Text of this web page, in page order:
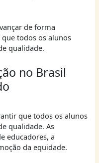
de forma
todos os alunos
qualidade.
no Brasil
que todos os alunos
qualidade. As
educadores, a
da equidade.